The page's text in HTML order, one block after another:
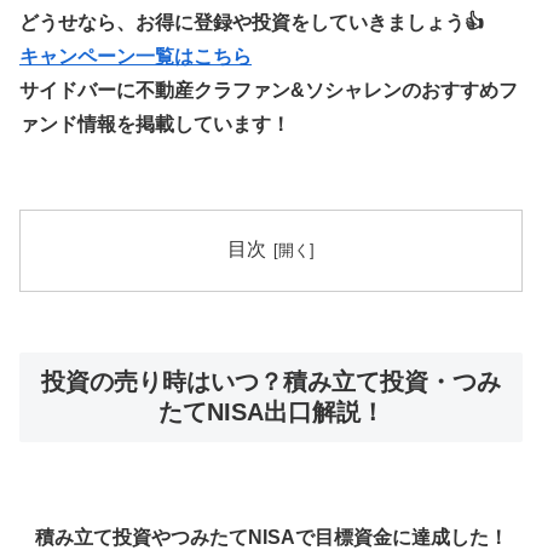
どうせなら、お得に登録や投資をしていきましょう👍
キャンペーン一覧はこちら
サイドバーに不動産クラファン&ソシャレンのおすすめフ
ァンド情報を掲載しています！
目次
投資の売り時はいつ？積み立て投資・つみ
たてNISA出口解説！
積み立て投資やつみたてNISAで目標資金に達成した！